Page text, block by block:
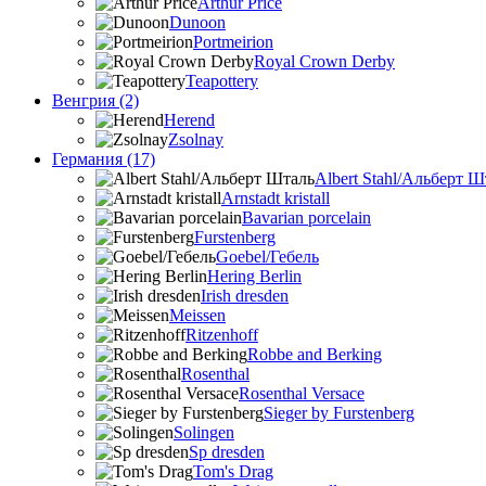
Dunoon
Portmeirion
Royal Crown Derby
Teapottery
Венгрия (2)
Herend
Zsolnay
Германия (17)
Albert Stahl/Альбеpт
Arnstadt kristall
Bavarian porcelain
Furstenberg
Goebel/Гебель
Hering Berlin
Irish dresden
Meissen
Ritzenhoff
Robbe and Berking
Rosenthal
Rosenthal Versace
Sieger by Furstenberg
Solingen
Sp dresden
Tom's Drag